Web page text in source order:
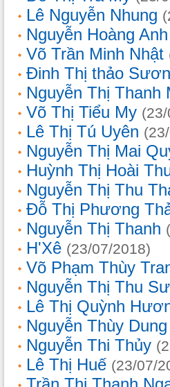
Lê Nguyễn Nhung
Nguyễn Hoàng Anh
Võ Trần Minh Nhật
Đinh Thị thảo
Nguyễn Thị Thanh
Võ Thị Tiểu My
Lê Thị Tú Uyên
Nguyễn Thị Mai
Huỳnh Thị Hoài
Nguyễn Thị Thu
Đỗ Thị Phương
Nguyễn Thị Thanh
H'Xê (23/07/2018)
Võ Phạm Thùy
Nguyễn Thị Thu
Lê Thị Quỳnh
Nguyễn Thùy Dung
Nguyễn Thi Thủy
Lê Thị Huế (23/07/